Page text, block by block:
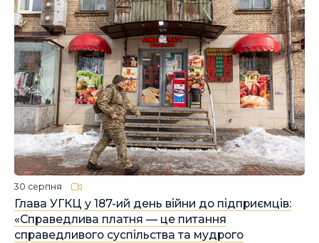
Глава УГКЦ у 187-ий день війни до підприємців:
«Справедлива платня — це питання
справедливого суспільства та мудрого
30 серпня